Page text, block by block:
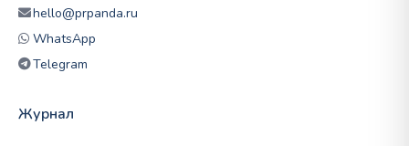
hello@prpanda.ru
WhatsApp
Telegram
Журнал